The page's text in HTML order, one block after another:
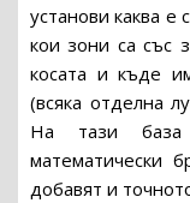
установи каква е
кои зони са със
косата и къде
(всяка отделна
На тази
математически
добавят и